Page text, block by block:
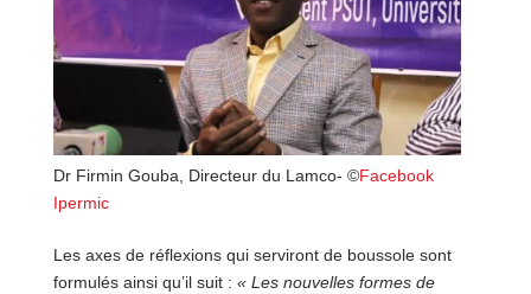
Dr Firmin Gouba, Directeur du Lamco- ©Facebook
Ipermic
Les axes de réflexions qui serviront de boussole sont
formulés ainsi qu’il suit : « Les nouvelles formes de